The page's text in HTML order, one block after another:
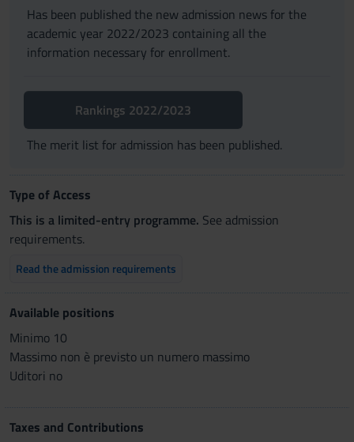
Has been published the new admission news for the
academic year 2022/2023 containing all the
information necessary for enrollment.
Rankings 2022/2023
The merit list for admission has been published.
Type of Access
This is a limited-entry programme. See admission
requirements.
Read the admission requirements
Available positions
Minimo 10
Massimo non è previsto un numero massimo
Uditori no
Taxes and Contributions